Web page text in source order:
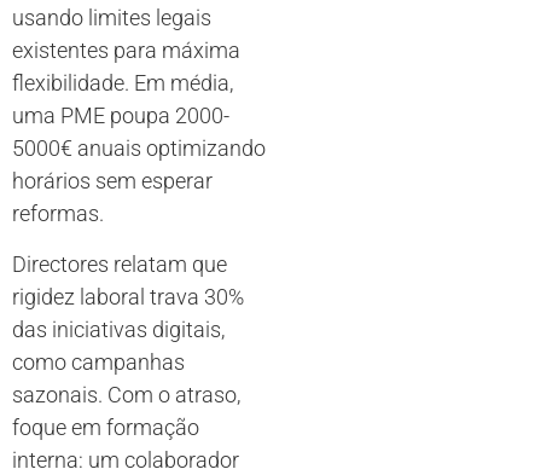
usando limites legais
existentes para máxima
flexibilidade. Em média,
uma PME poupa 2000-
5000€ anuais optimizando
horários sem esperar
reformas.
Directores relatam que
rigidez laboral trava 30%
das iniciativas digitais,
como campanhas
sazonais. Com o atraso,
foque em formação
interna: um colaborador